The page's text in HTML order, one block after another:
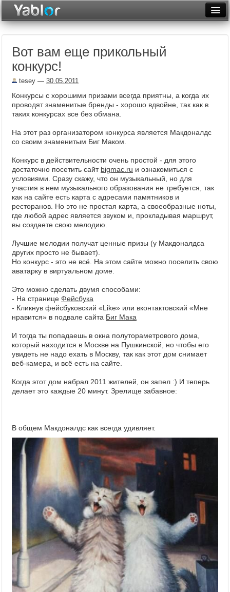
Неделя
Архив
Фототоп
Вот вам еще прикольный
конкурс!
tesey — 30.05.2011
Конкурсы с хорошими призами всегда приятны, а когда их
проводят знаменитые бренды - хорошо вдвойне, так как в
таких конкурсах все без обмана.
На этот раз организатором конкурса является Макдоналдс
со своим знаменитым Биг Маком.
Конкурс в действительности очень простой - для этого
достаточно посетить сайт bigmac.ru и ознакомиться с
условиями. Сразу скажу, что он музыкальный, но для
участия в нем музыкального образования не требуется, так
как на сайте есть карта с адресами памятников и
ресторанов. Но это не простая карта, а своеобразные ноты,
где любой адрес является звуком и, прокладывая маршрут,
вы создаете свою мелодию.
Лучшие мелодии получат ценные призы (у Макдоналдса
других просто не бывает).
Но конкурс - это не всё. На этом сайте можно поселить свою
аватарку в виртуальном доме.
Это можно сделать двумя способами:
- На странице Фейсбука
- Кликнув фейсбуковский «Like» или вконтактовский «Мне
нравится» в подвале сайта Биг Мака
И тогда ты попадаешь в окна полутораметрового дома,
который находится в Москве на Пушкинской, но чтобы его
увидеть не надо ехать в Москву, так как этот дом снимает
веб-камера, и всё есть на сайте.
Когда этот дом набрал 2011 жителей, он запел :) И теперь
делает это каждые 20 минут. Зрелище забавное:
В общем Макдоналдс как всегда удивляет.